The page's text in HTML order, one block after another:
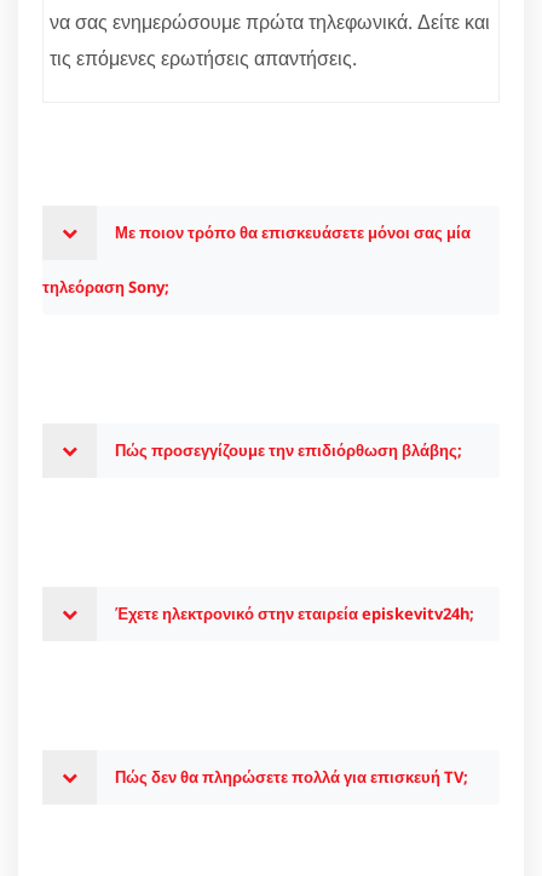
να σας ενημερώσουμε πρώτα τηλεφωνικά. Δείτε και
τις επόμενες ερωτήσεις απαντήσεις.
Με ποιον τρόπο θα επισκευάσετε μόνοι σας μία
τηλεόραση Sony;
Πώς προσεγγίζουμε την επιδιόρθωση βλάβης;
Έχετε ηλεκτρονικό στην εταιρεία episkevitv24h;
Πώς δεν θα πληρώσετε πολλά για επισκευή TV;